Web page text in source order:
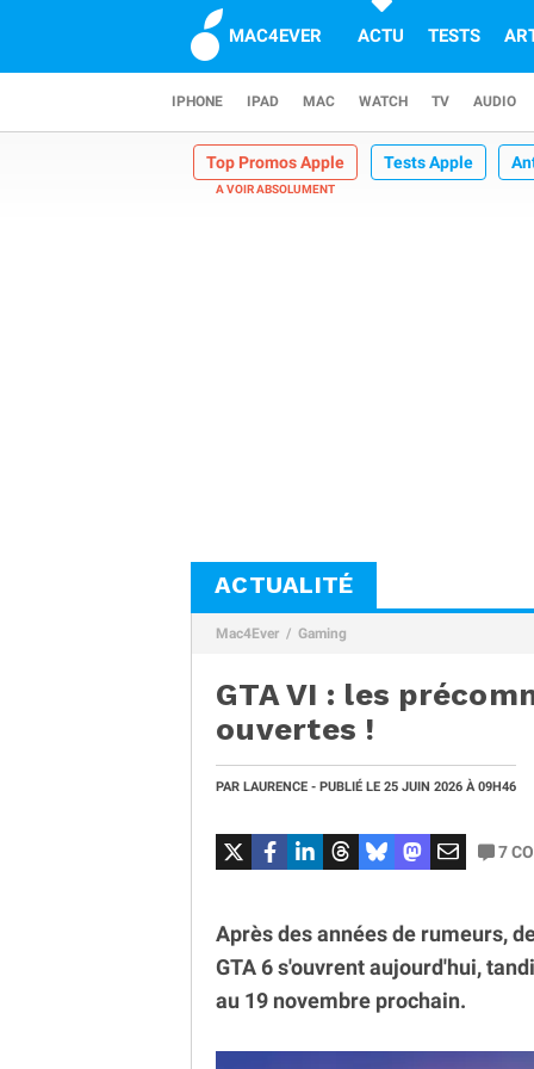
MAC4EVER ACTU TESTS
IPHONE IPAD MAC WATCH TV AUDIO
Top Promos Apple Tests Apple
ACTUALITÉ
Mac4Ever Gaming
GTA VI : les
ouvertes !
PAR LAURENCE - PUBLIÉ LE 25 JUIN 2026 À 09H46
7
Après des années de rumeurs,
GTA 6 s'ouvrent aujourd'hui,
au 19 novembre prochain.